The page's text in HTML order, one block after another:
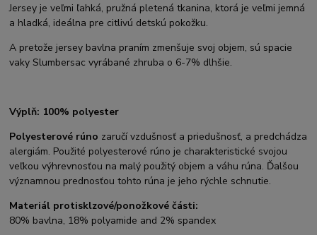
Jersey je veľmi ľahká, pružná pletená tkanina, ktorá je veľmi jemná
a hladká, ideálna pre citlivú detskú pokožku.
A pretože jersey bavlna praním zmenšuje svoj objem, sú spacie
vaky Slumbersac vyrábané zhruba o 6-7% dlhšie.
Výplň: 100% polyester
Polyesterové rúno zaručí vzdušnosť a priedušnosť, a predchádza
alergiám. Použité polyesterové rúno je charakteristické svojou
veľkou výhrevnosťou na malý použitý objem a váhu rúna. Ďalšou
významnou prednosťou tohto rúna je jeho rýchle schnutie.
Materiál protisklzové/ponožkové části:
80% bavlna, 18% polyamide and 2% spandex